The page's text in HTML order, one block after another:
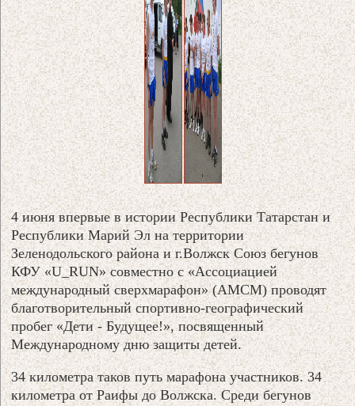
4 июня впервые в истории Республики Татарстан и
Республики Марий Эл на территории
Зеленодольского района и г.Волжск Союз бегунов
КФУ «U_RUN» совместно с «Ассоциацией
международный сверхмарафон» (АМСМ) проводят
благотворительный спортивно-географический
пробег «Дети - Будущее!», посвященный
Международному дню защиты детей.
34 километра таков путь марафона участников. 34
километра от Раифы до Волжска. Среди бегунов